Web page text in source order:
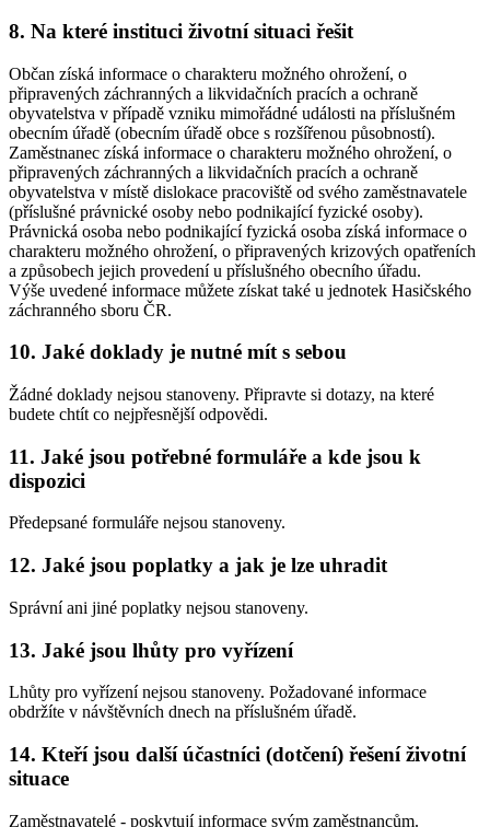
8. Na které instituci životní situaci řešit
Občan získá informace o charakteru možného ohrožení, o
připravených záchranných a likvidačních pracích a ochraně
obyvatelstva v případě vzniku mimořádné události na příslušném
obecním úřadě (obecním úřadě obce s rozšířenou působností).
Zaměstnanec získá informace o charakteru možného ohrožení, o
připravených záchranných a likvidačních pracích a ochraně
obyvatelstva v místě dislokace pracoviště od svého zaměstnavatele
(příslušné právnické osoby nebo podnikající fyzické osoby).
Právnická osoba nebo podnikající fyzická osoba získá informace o
charakteru možného ohrožení, o připravených krizových opatřeních
a způsobech jejich provedení u příslušného obecního úřadu.
Výše uvedené informace můžete získat také u jednotek Hasičského
záchranného sboru ČR.
10. Jaké doklady je nutné mít s sebou
Žádné doklady nejsou stanoveny. Připravte si dotazy, na které
budete chtít co nejpřesnější odpovědi.
11. Jaké jsou potřebné formuláře a kde jsou k
dispozici
Předepsané formuláře nejsou stanoveny.
12. Jaké jsou poplatky a jak je lze uhradit
Správní ani jiné poplatky nejsou stanoveny.
13. Jaké jsou lhůty pro vyřízení
Lhůty pro vyřízení nejsou stanoveny. Požadované informace
obdržíte v návštěvních dnech na příslušném úřadě.
14. Kteří jsou další účastníci (dotčení) řešení životní
situace
Zaměstnavatelé - poskytují informace svým zaměstnancům.